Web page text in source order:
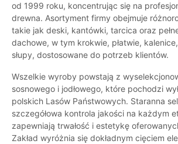
od 1999 roku, koncentrując się na
drewna. Asortyment firmy obejmuje
takie jak deski, kantówki, tarcica oraz
dachowe, w tym krokwie, płatwie,
słupy, dostosowane do potrzeb klientów.
Wszelkie wyroby powstają z
sosnowego i jodłowego, które pochodzi
polskich Lasów Państwowych. Staranna
szczegółowa kontrola jakości na każdym
zapewniają trwałość i estetykę
Zakład wyróżnia się dokładnym cięciem